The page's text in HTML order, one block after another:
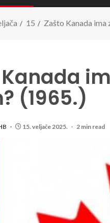
15 Zašto Kanada ima
(1965.)
15. veljače 2025. 2 min read